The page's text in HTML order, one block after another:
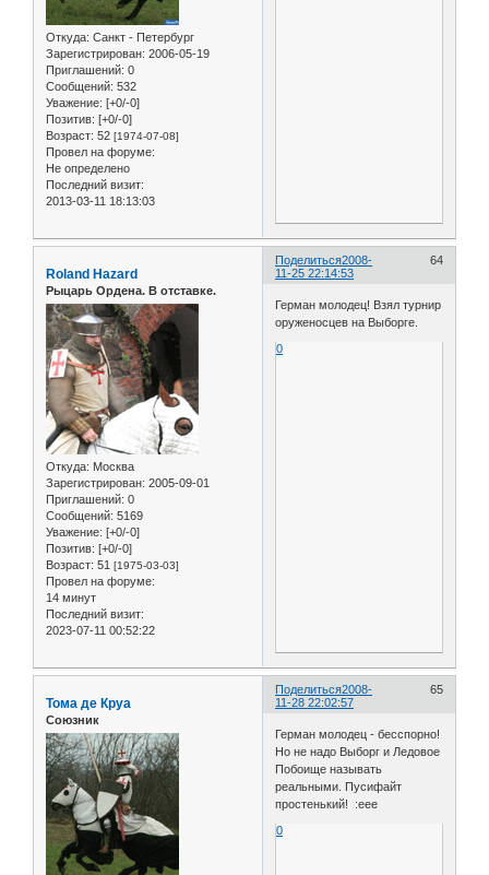
Откуда: Санкт - Петербург
Зарегистрирован: 2006-05-19
Приглашений: 0
Сообщений: 532
Уважение: [+0/-0]
Позитив: [+0/-0]
Возраст: 52 [1974-07-08]
Провел на форуме:
Не определено
Последний визит:
2013-03-11 18:13:03
Поделиться 64
2008-
11-25 22:14:53
Roland Hazard
Рыцарь Ордена. В отставке.
Откуда: Москва
Зарегистрирован: 2005-09-01
Приглашений: 0
Сообщений: 5169
Уважение: [+0/-0]
Позитив: [+0/-0]
Возраст: 51 [1975-03-03]
Провел на форуме:
14 минут
Последний визит:
2023-07-11 00:52:22
Герман молодец! Взял турнир
оруженосцев на Выборге.
0
Поделиться 65
2008-
11-28 22:02:57
Тома де Круа
Союзник
Герман молодец - бесспорно!
Но не надо Выборг и Ледовое
Побоище называть
реальными. Пусифайт
простенький! :eee
0